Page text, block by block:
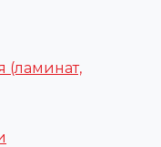
(ламинат,